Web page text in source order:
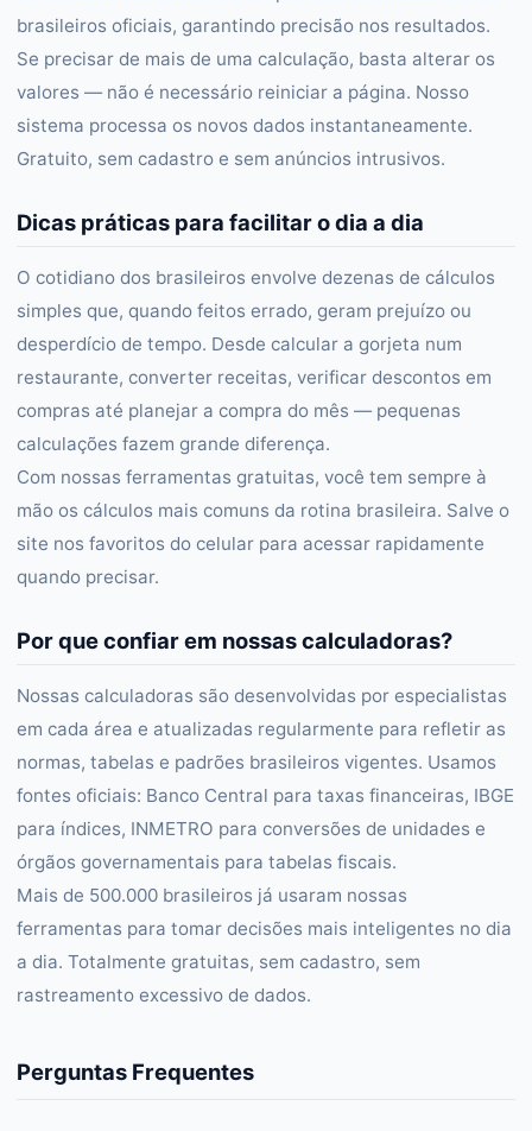
brasileiros oficiais, garantindo precisão nos resultados.
Se precisar de mais de uma calculação, basta alterar os
valores — não é necessário reiniciar a página. Nosso
sistema processa os novos dados instantaneamente.
Gratuito, sem cadastro e sem anúncios intrusivos.
Dicas práticas para facilitar o dia a dia
O cotidiano dos brasileiros envolve dezenas de cálculos
simples que, quando feitos errado, geram prejuízo ou
desperdício de tempo. Desde calcular a gorjeta num
restaurante, converter receitas, verificar descontos em
compras até planejar a compra do mês — pequenas
calculações fazem grande diferença.
Com nossas ferramentas gratuitas, você tem sempre à
mão os cálculos mais comuns da rotina brasileira. Salve o
site nos favoritos do celular para acessar rapidamente
quando precisar.
Por que confiar em nossas calculadoras?
Nossas calculadoras são desenvolvidas por especialistas
em cada área e atualizadas regularmente para refletir as
normas, tabelas e padrões brasileiros vigentes. Usamos
fontes oficiais: Banco Central para taxas financeiras, IBGE
para índices, INMETRO para conversões de unidades e
órgãos governamentais para tabelas fiscais.
Mais de 500.000 brasileiros já usaram nossas
ferramentas para tomar decisões mais inteligentes no dia
a dia. Totalmente gratuitas, sem cadastro, sem
rastreamento excessivo de dados.
Perguntas Frequentes